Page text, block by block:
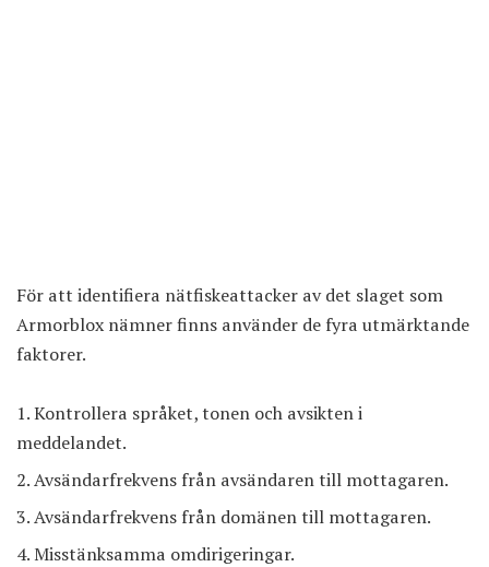
För att identifiera nätfiskeattacker av det slaget som
Armorblox nämner finns använder de fyra utmärktande
faktorer.
Kontrollera språket, tonen och avsikten i
meddelandet.
Avsändarfrekvens från avsändaren till mottagaren.
Avsändarfrekvens från domänen till mottagaren.
Misstänksamma omdirigeringar.